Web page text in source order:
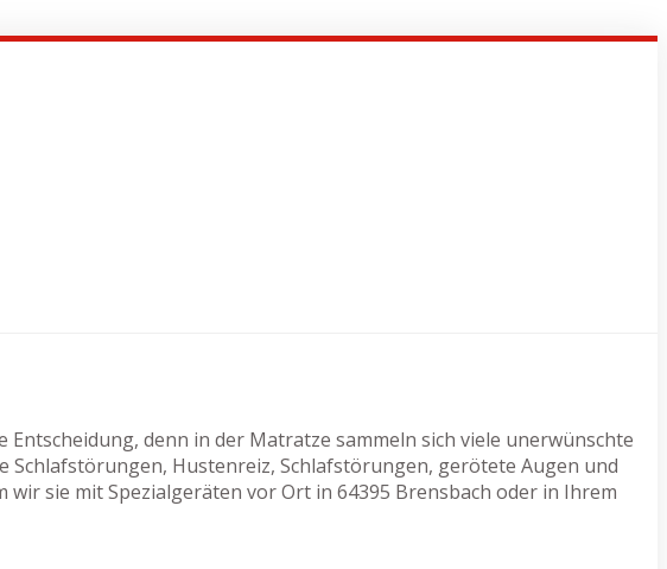
denn in der Matratze sammeln sich viele unerwünschte
Schlafstörungen, Hustenreiz, Schlafstörungen, gerötete Augen und
sie mit Spezialgeräten vor Ort in 64395 Brensbach oder in Ihrem